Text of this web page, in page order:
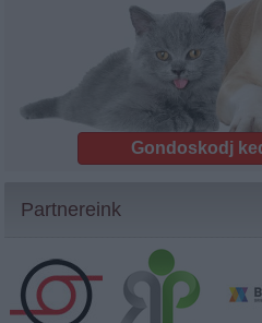
Gondoskodj
Partnereink